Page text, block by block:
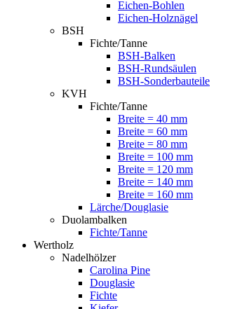
Eichen-Bohlen
Eichen-Holznägel
BSH
Fichte/Tanne
BSH-Balken
BSH-Rundsäulen
BSH-Sonderbauteile
KVH
Fichte/Tanne
Breite = 40 mm
Breite = 60 mm
Breite = 80 mm
Breite = 100 mm
Breite = 120 mm
Breite = 140 mm
Breite = 160 mm
Lärche/Douglasie
Duolambalken
Fichte/Tanne
Wertholz
Nadelhölzer
Carolina Pine
Douglasie
Fichte